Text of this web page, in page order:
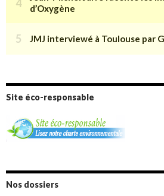
Site éco-responsable
Nos dossiers